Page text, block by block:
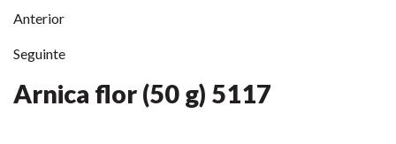
Anterior
Seguinte
Arnica flor (50 g) 5117